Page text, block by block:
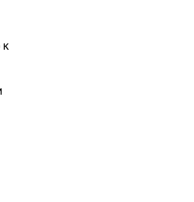
к